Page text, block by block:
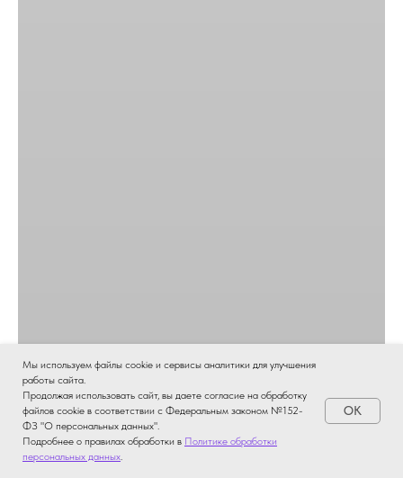
Мы используем файлы cookie и сервисы аналитики для улучшения
работы сайта.
Продолжая использовать сайт, вы даете согласие на обработку
файлов cookie в соответствии с Федеральным законом №152-
ФЗ "О персональных данных".
Подробнее о правилах обработки в Политике обработки
персональных данных.
OK